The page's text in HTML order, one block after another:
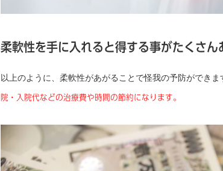
柔軟性を手に入れると得する事がたくさん
以上のように、柔軟性があがることで怪我の予防ができ
院・入院代などの治療費や時間の節約になります。